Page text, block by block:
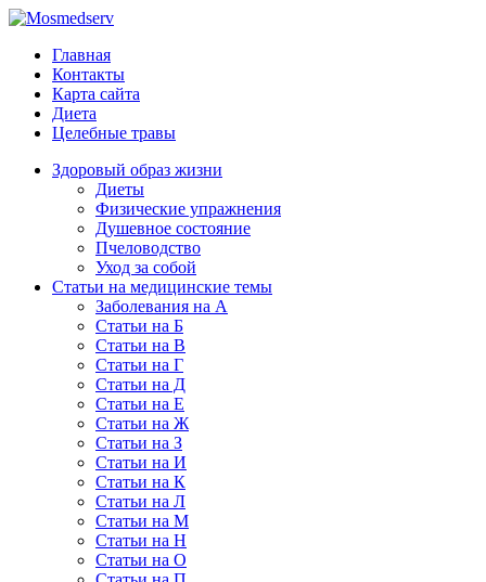
Главная
Контакты
Карта сайта
Диета
Целебные травы
Здоровый образ жизни
Диеты
Физические упражнения
Душевное состояние
Пчеловодство
Уход за собой
Статьи на медицинские темы
Заболевания на А
Статьи на Б
Статьи на В
Статьи на Г
Статьи на Д
Статьи на Е
Статьи на Ж
Статьи на З
Статьи на И
Статьи на К
Статьи на Л
Статьи на М
Статьи на Н
Статьи на О